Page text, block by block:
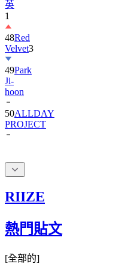
48
Velvet
49Park
Ji-
hoon
50ALLDAY
PROJECT
RIIZE
熱門貼文
[全部的]